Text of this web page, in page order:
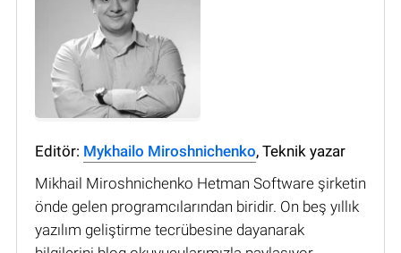
Editör: Mykhailo Miroshnichenko, Teknik yazar
Mikhail Miroshnichenko Hetman Software şirketin
önde gelen programcılarından biridir. On beş yıllık
yazılım geliştirme tecrübesine dayanarak